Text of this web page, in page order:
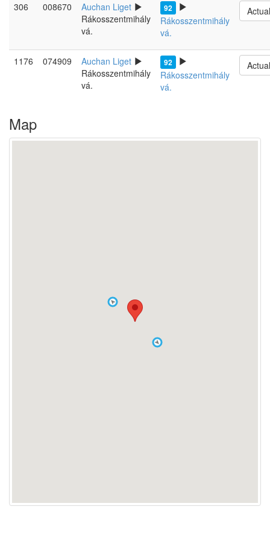
306
008670
Auchan Liget
Rákosszentmihály
vá.
92
Rákosszentmihály
vá.
1176 074909
Auchan Liget
Rákosszentmihály
vá.
92
Rákosszentmihály
vá.
Map